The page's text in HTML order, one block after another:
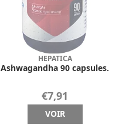
HEPATICA
Ashwagandha 90 capsules.
€7,91
VOIR